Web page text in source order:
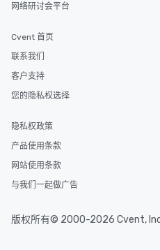
网络研讨会平台
Cvent 首页
联系我们
客户支持
您的隐私权选择
隐私权政策
产品使用条款
网站使用条款
与我们一起做广告
版权所有© 2000-2026 Cvent,